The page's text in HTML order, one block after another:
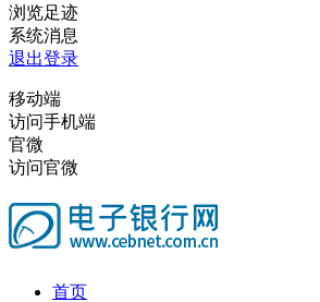
浏览足迹
系统消息
退出登录
移动端
访问手机端
官微
访问官微
首页